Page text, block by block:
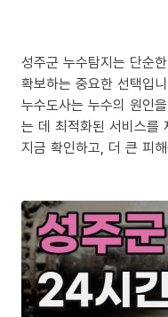
성주군 누수탐지는 단순
확보하는 중요한 선택입
누수도사는 누수의 원인
는 데 최적화된 서비스를
지금 확인하고, 더 큰 피